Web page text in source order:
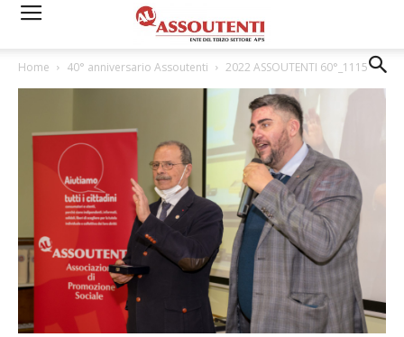
Home 40° anniversario Assoutenti 2022 ASSOUTENTI 60°_1115